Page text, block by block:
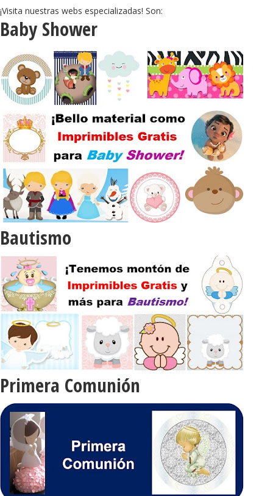
¡Visita nuestras webs especializadas! Son:
Baby Shower
Bautismo
Primera Comunión